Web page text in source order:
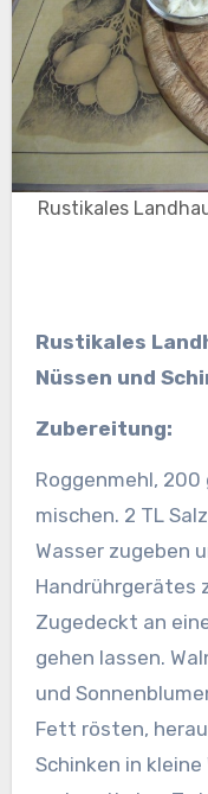
Rustikales
Rustikales Landhausbrot mit Tomaten,
Nüssen und
Zubereitung:
Roggenmehl,
mischen. 2 TL
Wasser zugeben
Handrührgerätes
Zugedeckt an
gehen lassen.
und
Fett rösten,
Schinken in